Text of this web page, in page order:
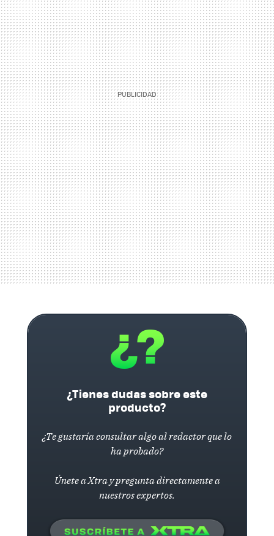
¿Tienes dudas sobre este
producto?
¿Te gustaría consultar algo al redactor que lo
ha probado?
Únete a Xtra y pregunta directamente a
nuestros expertos.